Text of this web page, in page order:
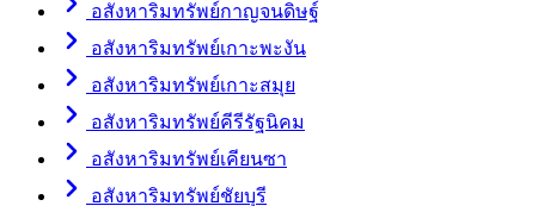
อสังหาริมทรัพย์กาญจนดิษฐ์
อสังหาริมทรัพย์เกาะพะงัน
อสังหาริมทรัพย์เกาะสมุย
อสังหาริมทรัพย์คีรีรัฐนิคม
อสังหาริมทรัพย์เคียนซา
อสังหาริมทรัพย์ชัยบุรี